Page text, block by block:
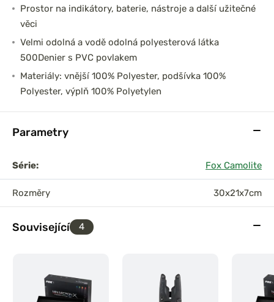
Prostor na indikátory, baterie, nástroje a další užitečné
věci
Velmi odolná a vodě odolná polyesterová látka
500Denier s PVC povlakem
Materiály: vnější 100% Polyester, podšívka 100%
Polyester, výplň 100% Polyetylen
Parametry
Série: Fox Camolite
Rozměry 30x21x7cm
Související 4